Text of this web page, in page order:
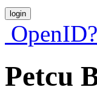
OpenID?
Petcu